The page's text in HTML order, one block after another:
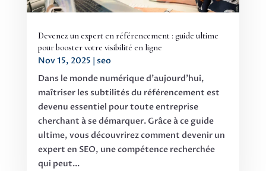
Devenez un expert en référencement : guide ultime
pour booster votre visibilité en ligne
Nov 15, 2025 | seo
Dans le monde numérique d'aujourd'hui,
maîtriser les subtilités du référencement est
devenu essentiel pour toute entreprise
cherchant à se démarquer. Grâce à ce guide
ultime, vous découvrirez comment devenir un
expert en SEO, une compétence recherchée
qui peut...